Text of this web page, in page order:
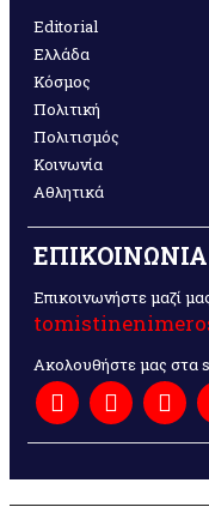
Editorial
Ελλάδα
Κόσμος
Πολιτική
Πολιτισμός
Κοινωνία
Αθλητικά
ΕΠΙΚΟΙΝΩΝΙΑ
Επικοινωνήστε μαζί
Ακολουθήστε μας στα